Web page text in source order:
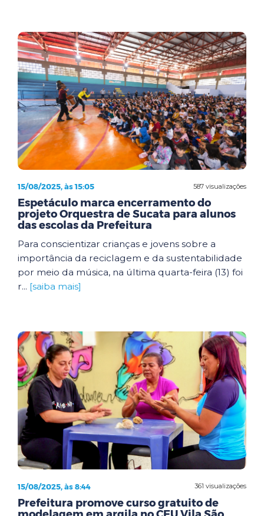
587 visualizações
15/08/2025, às 15:05
Espetáculo marca encerramento do
projeto Orquestra de Sucata para alunos
das escolas da Prefeitura
Para conscientizar crianças e jovens sobre a
importância da reciclagem e da sustentabilidade
por meio da música, na última quarta-feira (13) foi
r... [saiba mais]
361 visualizações
15/08/2025, às 8:44
Prefeitura promove curso gratuito de